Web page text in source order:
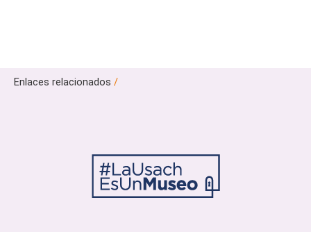
Enlaces relacionados /